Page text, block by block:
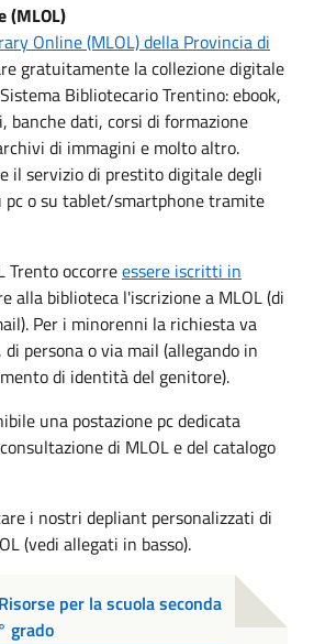
(MLOL)
Online (MLOL) della Provincia di
gratuitamente la collezione digitale
Bibliotecario Trentino: ebook,
banche dati, corsi di formazione
di immagini e molto altro.
il servizio di prestito digitale degli
pc o su tablet/smartphone tramite
Trento occorreessere iscritti in
alla biblioteca l'iscrizione a MLOL (di
Per i minorenni la richiesta va
persona o via mail (allegando in
di identità del genitore).
una postazione pc dedicata
di MLOL e del catalogo
i nostri depliant personalizzati di
(vedi allegati in basso).
per la scuola seconda
grado